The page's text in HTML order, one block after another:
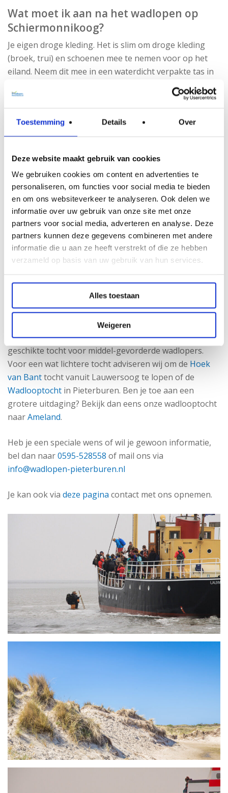
Toestemming Details Over
Deze website maakt gebruik van cookies
We gebruiken cookies om content en advertenties te
personaliseren, om functies voor social media te bieden
en om ons websiteverkeer te analyseren. Ook delen we
informatie over uw gebruik van onze site met onze
partners voor social media, adverteren en analyse. Deze
partners kunnen deze gegevens combineren met andere
informatie die u aan ze heeft verstrekt of die ze hebben
verzameld op basis van uw gebruik van hun services.
Alles toestaan
Weigeren
Wat moet ik aan na het wadlopen op
Schiermonnikoog?
Je eigen droge kleding. Het is slim om droge kleding
(broek, trui) en schoenen mee te nemen voor op het
eiland. Neem dit mee in een waterdicht verpakte tas in
een rugzak. Op deze manier kunt u gemakkelijk lopen
en heeft u uw handen vrij.
Hoe lang duurt wadlopen naar
Schiermonnikoog?
De wadlooptocht naar Schiermonnikoog duurt
ongeveer 3 uur. Daarnaast is er tijd op
Schiermonnikoog na het wadlopen en met de bus en
boot zijn we ongeveer acht uur totaal onderweg.
Hoeveel kilometer is de tocht wadlopen
Schiermonnikoog?
De wadlooptocht naar Schiermonnikoog is circa 10
kilometer.
Is de wadexcursie naar Schiermonnikoog
geschikt voor iedereen?
Het is een intensieve tocht, maar niet de zwaarste. Wel
moet je beschikken over een goede conditie. Dit is een
geschikte tocht voor middel-gevorderde wadlopers.
Voor een wat lichtere tocht adviseren wij om de Hoek
van Banttocht vanuit Lauwersoog te lopen of de
Wadlooptocht in Pieterburen. Ben je toe aan een
grotere uitdaging? Bekijk dan eens onze wadlooptocht
naarAmeland.
Heb je een speciale wens of wil je gewoon informatie,
bel dan naar0595-528558 of mail ons via
info@wadlopen-pieterburen.nl
Je kan ook viadeze pagina contact met ons opnemen.